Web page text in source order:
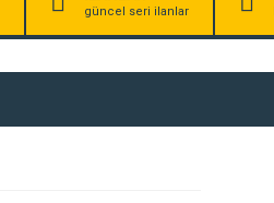
güncel seri ilanlar